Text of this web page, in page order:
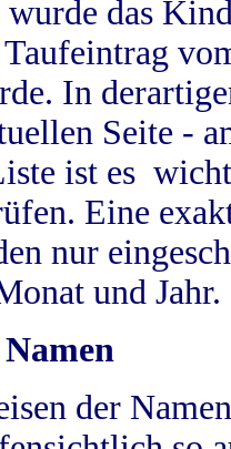
das
Taufeintrag
In
Seite -
ist es
Eine
nur
und Jahr.
der